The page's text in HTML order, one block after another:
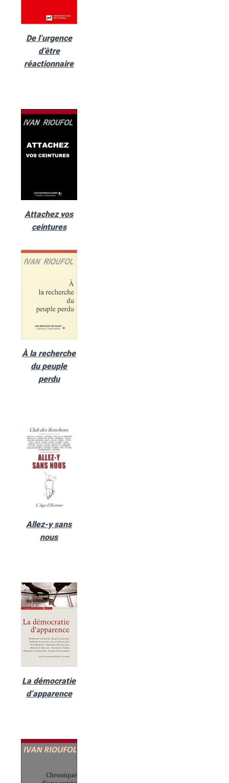
De l’urgence
d’être
réactionnaire
Attachez vos
ceintures
À la recherche
du peuple
perdu
Allez-y sans
nous
La démocratie
d’apparence